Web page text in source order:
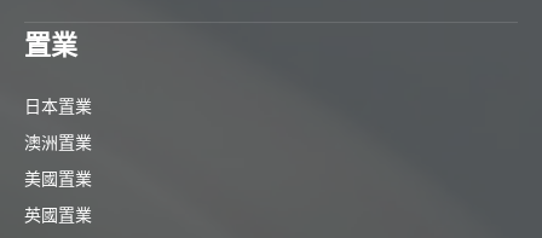
置業
日本置業
澳洲置業
美國置業
英國置業